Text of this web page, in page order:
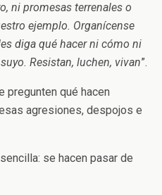
ni promesas terrenales o
ejemplo. Organícense
diga qué hacer ni cómo ni
Resistan, luchen, vivan”.
pregunten qué hacen
agresiones, despojos e
se hacen pasar de